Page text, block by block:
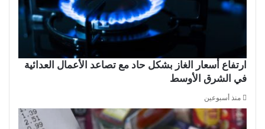
ارتفاع أسعار الغاز بشكل حاد مع تصاعد الأعمال العدائية
في الشرق الأوسط
منذ أسبوعين